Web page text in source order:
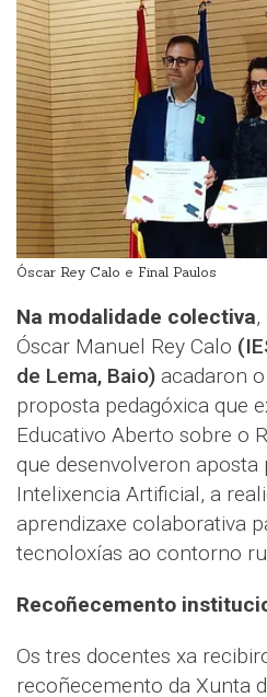
Óscar Rey Calo e Final Paulos
Na modalidade colectiva,
Óscar Manuel Rey Calo
de Lema, Baio) acadaron
proposta pedagóxica que
Educativo Aberto sobre o
que desenvolveron
Intelixencia Artificial, a
aprendizaxe colaborativa
tecnoloxías ao contorno
Recoñecemento
Os tres docentes xa
recoñecemento da Xunta